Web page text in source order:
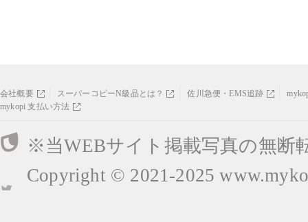
会社概要 スーパーコピーN級品とは？ 佐川急便・EMS追跡
mykopi 支払い方法
※当WEBサイト掲載写真の無断
Copyright © 2021-2025